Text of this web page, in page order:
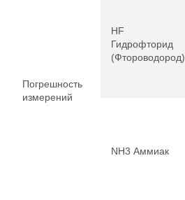
Погрешность
измерений
HF
Гидрофторид
(Фтороводород)
NH3 Аммиак